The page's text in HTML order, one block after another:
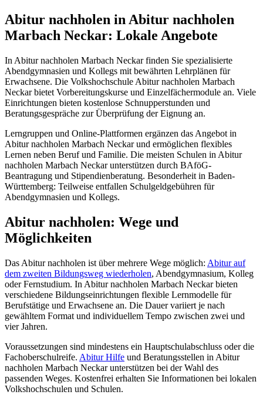
Abitur nachholen in Abitur nachholen
Marbach Neckar: Lokale Angebote
In Abitur nachholen Marbach Neckar finden Sie spezialisierte
Abendgymnasien und Kollegs mit bewährten Lehrplänen für
Erwachsene. Die Volkshochschule Abitur nachholen Marbach
Neckar bietet Vorbereitungskurse und Einzelfächermodule an. Viele
Einrichtungen bieten kostenlose Schnupperstunden und
Beratungsgespräche zur Überprüfung der Eignung an.
Lerngruppen und Online-Plattformen ergänzen das Angebot in
Abitur nachholen Marbach Neckar und ermöglichen flexibles
Lernen neben Beruf und Familie. Die meisten Schulen in Abitur
nachholen Marbach Neckar unterstützen durch BAföG-
Beantragung und Stipendienberatung. Besonderheit in Baden-
Württemberg: Teilweise entfallen Schulgeldgebühren für
Abendgymnasien und Kollegs.
Abitur nachholen: Wege und
Möglichkeiten
Das Abitur nachholen ist über mehrere Wege möglich: Abitur auf
dem zweiten Bildungsweg wiederholen, Abendgymnasium, Kolleg
oder Fernstudium. In Abitur nachholen Marbach Neckar bieten
verschiedene Bildungseinrichtungen flexible Lernmodelle für
Berufstätige und Erwachsene an. Die Dauer variiert je nach
gewähltem Format und individuellem Tempo zwischen zwei und
vier Jahren.
Voraussetzungen sind mindestens ein Hauptschulabschluss oder die
Fachoberschulreife. Abitur Hilfe und Beratungsstellen in Abitur
nachholen Marbach Neckar unterstützen bei der Wahl des
passenden Weges. Kostenfrei erhalten Sie Informationen bei lokalen
Volkshochschulen und Schulen.